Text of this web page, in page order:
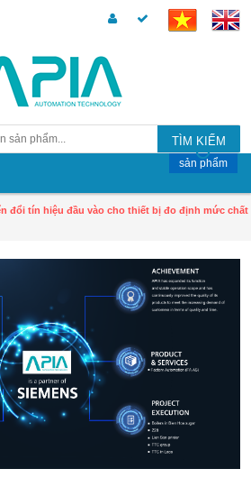
TÌM KIẾM
sản phẩm
đổi tín hiệu đầu vào cho thiết bị đo định mức chất